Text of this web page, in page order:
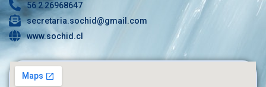
56 2 26968647
secretaria.sochid@gmail.com
www.sochid.cl